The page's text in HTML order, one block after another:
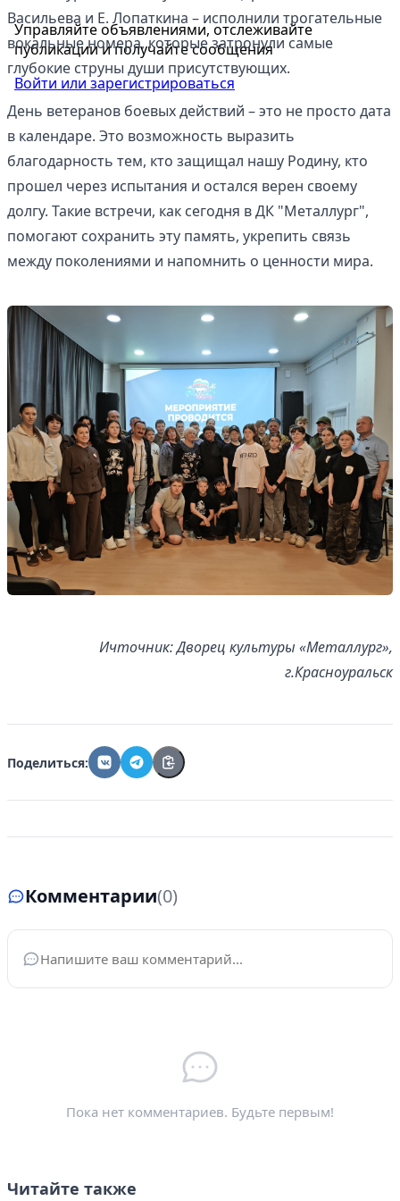
Управляйте объявлениями, отслеживайте
публикации и получайте сообщения
Войти или зарегистрироваться
Васильева и Е. Лопаткина – исполнили трогательные
вокальные номера, которые затронули самые
глубокие струны души присутствующих.
День ветеранов боевых действий – это не просто дата
в календаре. Это возможность выразить
благодарность тем, кто защищал нашу Родину, кто
прошел через испытания и остался верен своему
долгу. Такие встречи, как сегодня в ДК "Металлург",
помогают сохранить эту память, укрепить связь
между поколениями и напомнить о ценности мира.
Ичточник: Дворец культуры «Металлург»,
г.Красноуральск
Поделиться:
Комментарии(0)
Ваше имя*
Пока нет комментариев. Будьте первым!
Читайте также